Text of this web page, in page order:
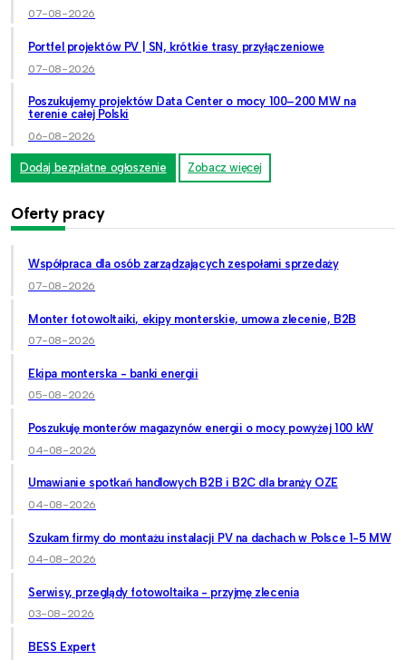
07-08-2026
Portfel projektów PV | SN, krótkie trasy przyłączeniowe
07-08-2026
Poszukujemy projektów Data Center o mocy 100–200 MW na
terenie całej Polski
06-08-2026
Dodaj bezpłatne ogłoszenie Zobacz więcej
Oferty pracy
Współpraca dla osób zarządzających zespołami sprzedaży
07-08-2026
Monter fotowoltaiki, ekipy monterskie, umowa zlecenie, B2B
07-08-2026
Ekipa monterska - banki energii
05-08-2026
Poszukuję monterów magazynów energii o mocy powyżej 100 kW
04-08-2026
Umawianie spotkań handlowych B2B i B2C dla branży OZE
04-08-2026
Szukam firmy do montażu instalacji PV na dachach w Polsce 1-5 MW
04-08-2026
Serwisy, przeglądy fotowoltaika - przyjmę zlecenia
03-08-2026
BESS Expert